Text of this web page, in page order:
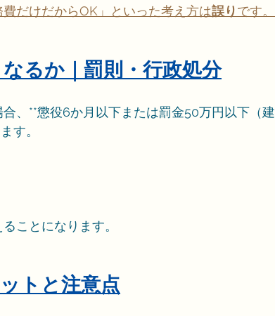
だけだからOK」といった考え方は誤りです。
るか｜罰則・行政処分
、**懲役6か月以下または罰金50万円以下（建
す。
ことになります。
トと注意点